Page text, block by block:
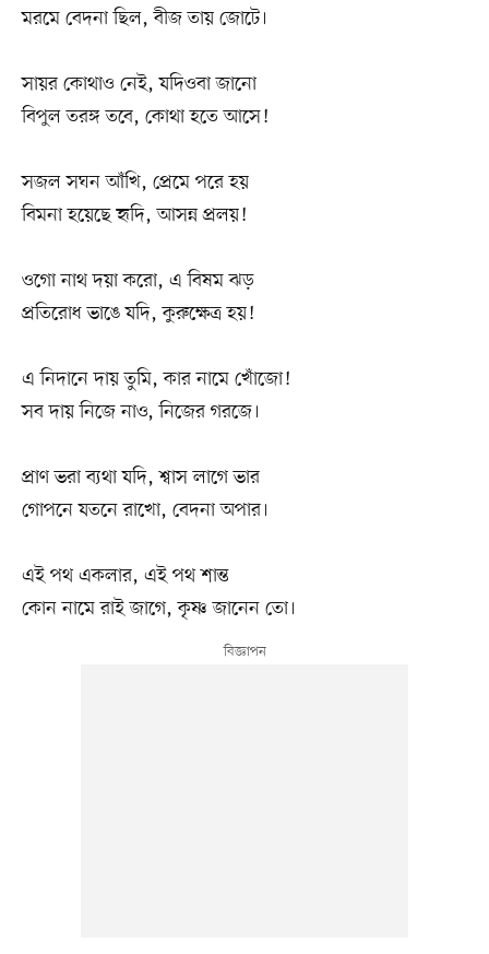
মরমে বেদনা ছিল, বীজ তায় জোটে।
সায়র কোথাও নেই, যদিওবা জানো
বিপুল তরঙ্গ তবে, কোথা হতে আসে!
সজল সঘন আঁখি, প্রেমে পরে হয়
বিমনা হয়েছে হৃদি, আসন্ন প্রলয়!
ওগো নাথ দয়া করো, এ বিষম ঝড়
প্রতিরোধ ভাঙে যদি, কুরুক্ষেত্র হয়!
এ নিদানে দায় তুমি, কার নামে খোঁজো!
সব দায় নিজে নাও, নিজের গরজে।
প্রাণ ভরা ব্যথা যদি, শ্বাস লাগে ভার
গোপনে যতনে রাখো, বেদনা অপার।
এই পথ একলার, এই পথ শান্ত
কোন নামে রাই জাগে, কৃষ্ণ জানেন তো।